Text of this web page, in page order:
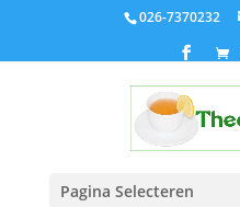
026-7370232
Pagina Selecteren